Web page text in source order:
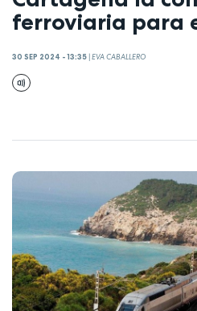
ferroviaria para
30 SEP 2024 - 13:35 EVA CABALLERO